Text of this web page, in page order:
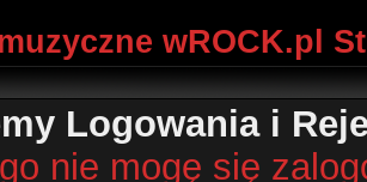
wROCK.pl
Logowania i
nie mogę się